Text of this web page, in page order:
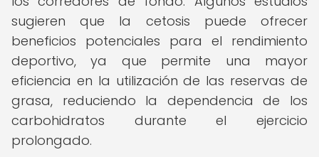
sugieren que la cetosis puede ofrecer
beneficios potenciales para el rendimiento
deportivo, ya que permite una mayor
eficiencia en la utilización de las reservas de
grasa, reduciendo la dependencia de los
carbohidratos durante el ejercicio
prolongado.